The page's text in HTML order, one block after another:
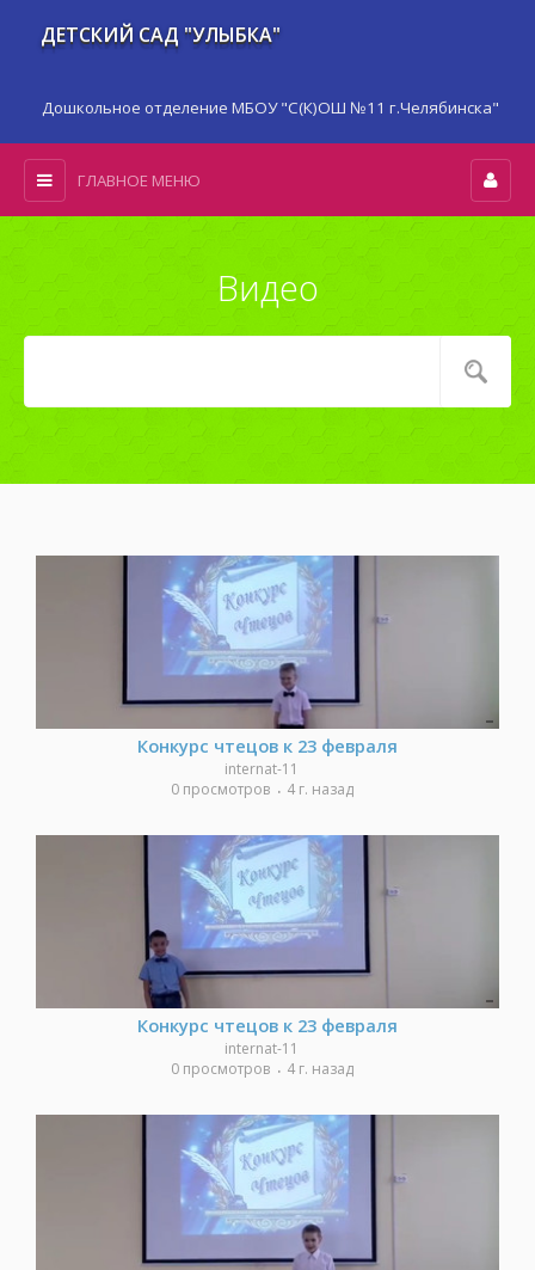
ДЕТСКИЙ САД "УЛЫБКА"
Дошкольное отделение МБОУ "С(К)ОШ №11 г.Челябинска"
ГЛАВНОЕ МЕНЮ
Видео
Конкурс чтецов к 23 февраля
internat-11
0 просмотров
4 г. назад
Конкурс чтецов к 23 февраля
internat-11
0 просмотров
4 г. назад